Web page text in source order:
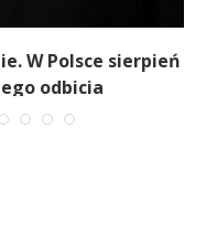
W Polsce sierpień
odbicia